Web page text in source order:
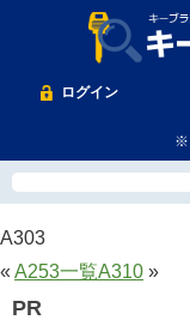
ログイン
※
A303
« A253一覧A310 »
PR